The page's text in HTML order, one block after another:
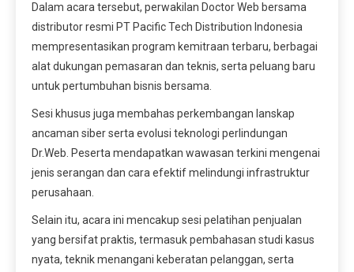
Dalam acara tersebut, perwakilan Doctor Web bersama
distributor resmi PT Pacific Tech Distribution Indonesia
mempresentasikan program kemitraan terbaru, berbagai
alat dukungan pemasaran dan teknis, serta peluang baru
untuk pertumbuhan bisnis bersama.
Sesi khusus juga membahas perkembangan lanskap
ancaman siber serta evolusi teknologi perlindungan
Dr.Web. Peserta mendapatkan wawasan terkini mengenai
jenis serangan dan cara efektif melindungi infrastruktur
perusahaan.
Selain itu, acara ini mencakup sesi pelatihan penjualan
yang bersifat praktis, termasuk pembahasan studi kasus
nyata, teknik menangani keberatan pelanggan, serta